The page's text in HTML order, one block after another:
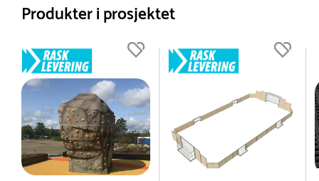
Produkter i prosjektet